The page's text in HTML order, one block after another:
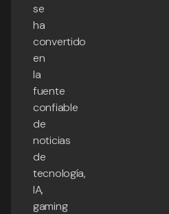
se
ha
convertido
en
la
fuente
confiable
de
noticias
de
tecnología,
IA,
gaming